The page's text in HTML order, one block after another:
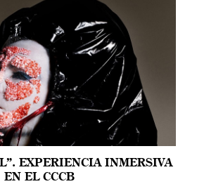
EXPERIENCIA INMERSIVA
EN EL CCCB